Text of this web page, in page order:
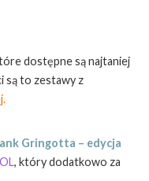
dostępne są najtaniej
są to zestawy z
Gringotta – edycja
, który dodatkowo za